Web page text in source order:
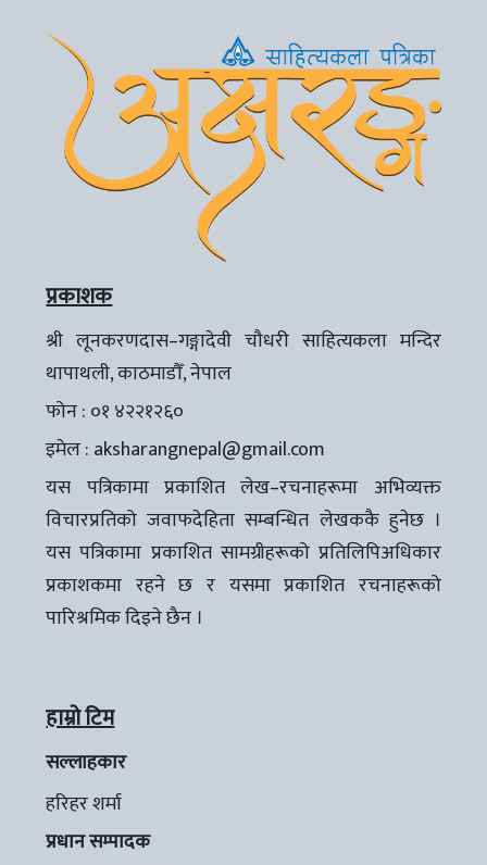
प्रकाशक
श्री लूनकरणदास–गङ्गादेवी चौधरी साहित्यकला मन्दिर
थापाथली, काठमाडौँ, नेपाल
फोन : ०१ ४२२१२६०
इमेल : aksharangnepal@gmail.com
यस पत्रिकामा प्रकाशित लेख–रचनाहरूमा अभिव्यक्त
विचारप्रतिको जवाफदेहिता सम्बन्धित लेखककै हुनेछ ।
यस पत्रिकामा प्रकाशित सामग्रीहरूको प्रतिलिपिअधिकार
प्रकाशकमा रहने छ र यसमा प्रकाशित रचनाहरूको
पारिश्रमिक दिइने छैन ।
हाम्रो टिम
सल्लाहकार
हरिहर शर्मा
प्रधान सम्पादक